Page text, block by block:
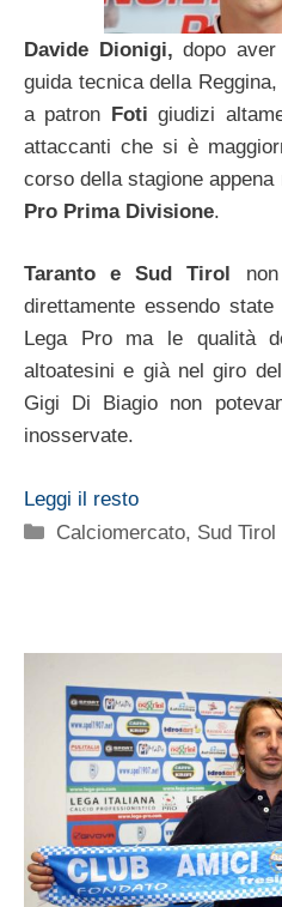
Davide Dionigi, dopo
guida tecnica della
a patron Foti giudizi
attaccanti che si è
corso della stagione
Pro Prima Divisione.
Taranto e Sud Tirol
direttamente essendo
Lega Pro ma le qualità
altoatesini e già nel giro
Gigi Di Biagio non
inosservate.
Leggi il resto
Categorie
Calciomercato, Sud Tirol